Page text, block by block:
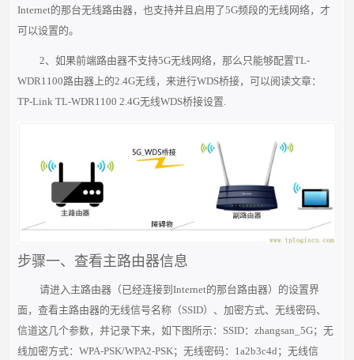
Internet的那台无线路由器，也支持并且启用了5G频段的无线网络，才
可以设置的。
2、如果前端路由器不支持5G无线网络，那么只能够配置TL-
WDR1100路由器上的2.4G无线，来进行WDS桥接，可以阅读文章：
TP-Link TL-WDR1100 2.4G无线WDS桥接设置.
步骤一、查看主路由器信息
请进入主路由器（已经连接到Internet的那台路由器）的设置界
面，查看主路由器的无线信号名称（SSID）、加密方式、无线密码、
信道这几个参数，并记录下来，如下图所示：SSID：zhangsan_5G；无
线加密方式：WPA-PSK/WPA2-PSK；无线密码：1a2b3c4d；无线信